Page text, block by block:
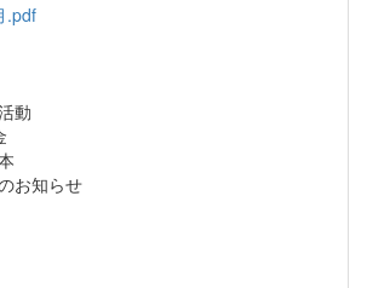
.pdf
動
お知らせ